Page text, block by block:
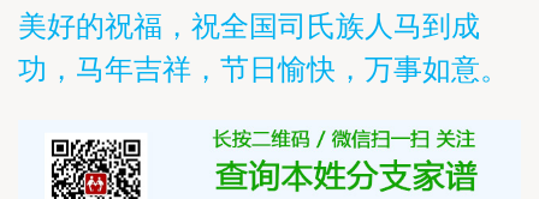
美好的祝福，祝全国司氏族人马到成
功，马年吉祥，节日愉快，万事如意。